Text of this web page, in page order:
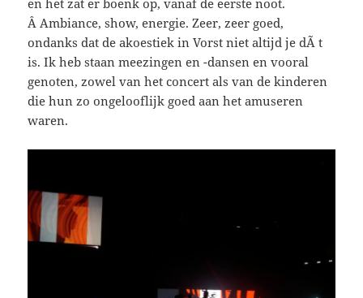
en het zat er boenk op, vanaf de eerste noot.
Â Ambiance, show, energie. Zeer, zeer goed,
ondanks dat de akoestiek in Vorst niet altijd je dÃ t
is. Ik heb staan meezingen en -dansen en vooral
genoten, zowel van het concert als van de kinderen
die hun zo ongelooflijk goed aan het amuseren
waren.